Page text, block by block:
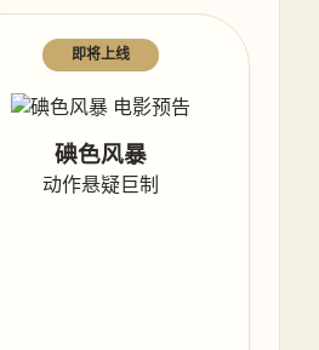
即将上线
碘色风暴
动作悬疑巨制